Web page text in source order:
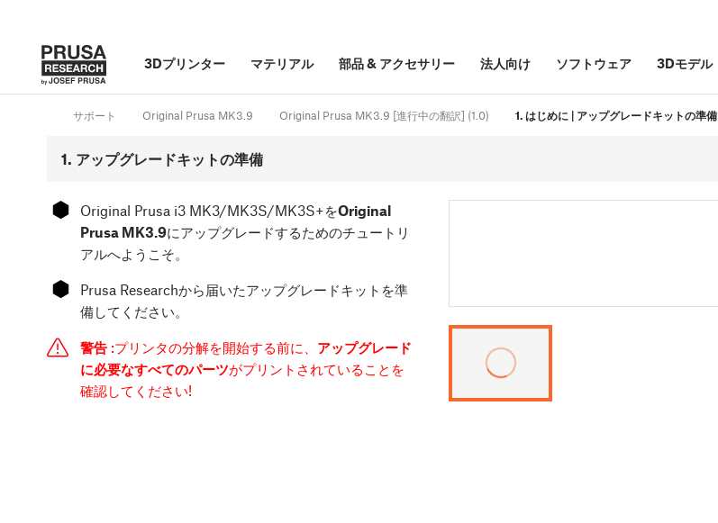
3Dプリンター マテリアル 部品& アクセサリー 法人向け ソフトウェア 3Dモデル
サポート Original Prusa MK3.9 Original Prusa MK3.9 [進行中の翻訳] (1.0) 1. はじめに | アップグレードキットの準備
1. アップグレードキットの準備
⬢ Original Prusa i3 MK3/MK3S/MK3S+をOriginal
Prusa MK3.9にアップグレードするためのチュートリ
アルへようこそ。
⬢
Prusa Researchから届いたアップグレードキットを準
備してください。
警告 :プリンタの分解を開始する前に、 アップグレード
に必要なすべてのパーツがプリントされていることを
確認してください!